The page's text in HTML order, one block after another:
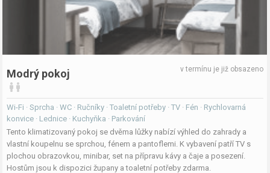
Modrý pokoj v termínu je již obsazeno
Wi-Fi · Sprcha · WC · Ručníky · Toaletní potřeby · TV · Fén · Rychlovarná
konvice · Lednice · Kuchyňka · Parkování
Tento klimatizovaný pokoj se dvěma lůžky nabízí výhled do zahrady a
vlastní koupelnu se sprchou, fénem a pantoflemi. K vybavení patří TV s
plochou obrazovkou, minibar, set na přípravu kávy a čaje a posezení.
Hostům jsou k dispozici župany a toaletní potřeby zdarma.